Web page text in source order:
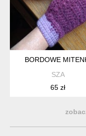
BORDOWE
SZA
65 zł